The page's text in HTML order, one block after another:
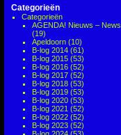
Categorieën
Categorieën
AGENDA! Nieuws – News
(19)
Apeldoorn (10)
B-log 2014 (61)
B-log 2015 (53)
B-log 2016 (52)
B-log 2017 (52)
B-log 2018 (53)
B-log 2019 (53)
B-log 2020 (53)
B-log 2021 (52)
B-log 2022 (52)
B-log 2023 (52)